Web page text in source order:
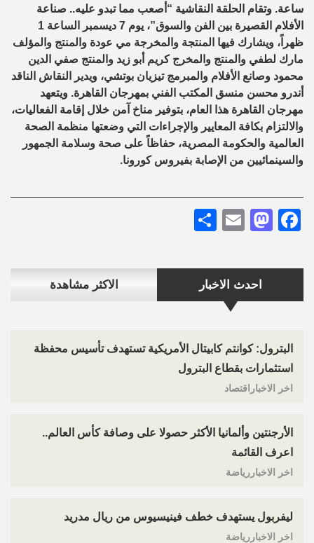
احدث الاخبار الاكثر مشاهدة
البترول: كوانتم كابيتال الأمريكية تستهدف تأسيس محفظة
استثمارات بقطاع البترول
اخر الاخباراقتصاد
الأرجنتين وألمانيا الأكثر حصولا على وصافة كأس العالم..
اعرف القائمة
اخر الاخباررياضة
ليفربول يستهدف خطف فينيسيوس من ريال مدريد
اخر الاخباررياضة
ساعة. وتقام الحلقة النقاشية “أصعب مما تبدو عليه.. صناعة
الأفلام القصيرة بين الفن والسوق”، يوم 7 ديسمبر الساعة 1
ظهراً، ويشارك فيها المنتجة والمخرجة مي عودة والمنتج والمؤلف
مارك لطفي والمنتج والمخرج كريم أبو زيد والمنتج صفي الدين
محمود وصانع الأفلام والمبرمج تيزيان بوتشي، ويدير النقاش الناقد
أندرو محسن منسق المكتب الفني بمهرجان القاهرة. ويتعهد
مهرجان القاهرة هذا العام، بتوفير مناخ آمن خلال إقامة الفعاليات،
والالتزام بكافة المعايير والإجراءات التي وضعتها منظمة الصحة
العالمية والحكومة المصرية، حفاظاً على صحة وسلامة الجمهور
والسينمائيين من الإصابة بفيروس كورونا.
Facebook
Mastodon
Email